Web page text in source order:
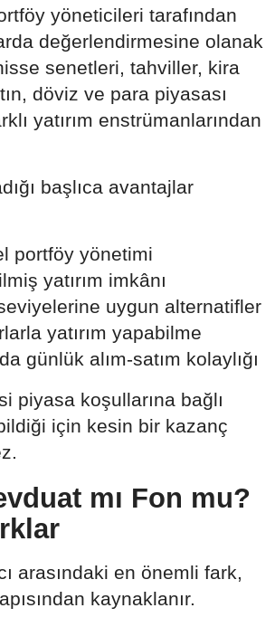
yöneticileri tarafından
değerlendirmesine olanak
senetleri, tahviller, kira
döviz ve para piyasası
yatırım enstrümanlarından
başlıca avantajlar
portföy yönetimi
yatırım imkânı
uygun alternatifler
yatırım yapabilme
günlük alım-satım kolaylığı
piyasa koşullarına bağlı
için kesin bir kazanç
mı Fon mu?
arasındaki en önemli fark,
kaynaklanır.